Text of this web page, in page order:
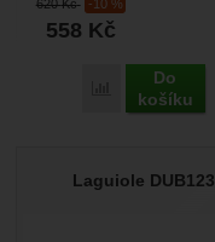
620Kč -10 %
558 Kč
Porovnat
Do
košíku
prohnutou čepelí,...
Laguiole DUB123